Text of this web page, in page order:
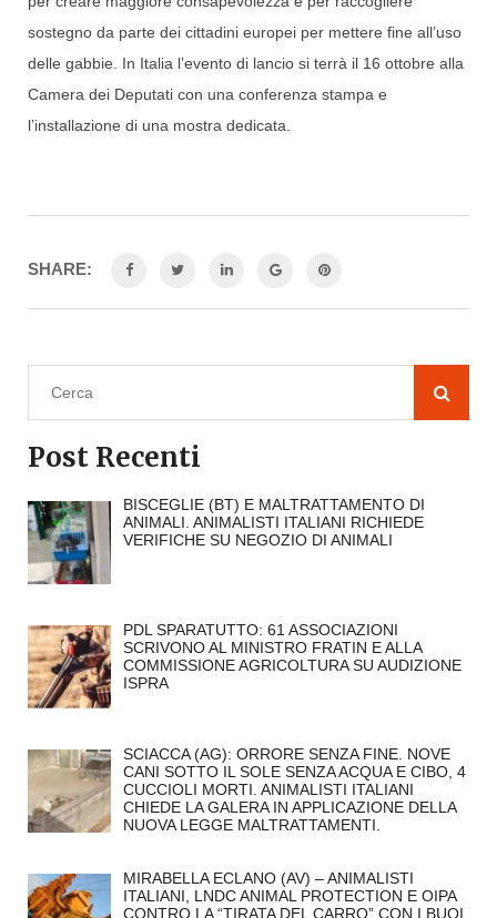
sostegno da parte dei cittadini europei per mettere fine all’uso
delle gabbie. In Italia l’evento di lancio si terrà il 16 ottobre alla
Camera dei Deputati con una conferenza stampa e
l’installazione di una mostra dedicata.
SHARE:
Post Recenti
BISCEGLIE (BT) E MALTRATTAMENTO DI
ANIMALI. ANIMALISTI ITALIANI RICHIEDE
VERIFICHE SU NEGOZIO DI ANIMALI
PDL SPARATUTTO: 61 ASSOCIAZIONI
SCRIVONO AL MINISTRO FRATIN E ALLA
COMMISSIONE AGRICOLTURA SU AUDIZIONE
ISPRA
SCIACCA (AG): ORRORE SENZA FINE. NOVE
CANI SOTTO IL SOLE SENZA ACQUA E CIBO, 4
CUCCIOLI MORTI. ANIMALISTI ITALIANI
CHIEDE LA GALERA IN APPLICAZIONE DELLA
NUOVA LEGGE MALTRATTAMENTI.
MIRABELLA ECLANO (AV) – ANIMALISTI
ITALIANI, LNDC ANIMAL PROTECTION E OIPA
CONTRO LA “TIRATA DEL CARRO” CON I BUOI